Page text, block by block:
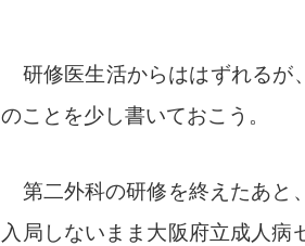
研修医生活からははずれるが
のことを少し書いておこう。
第二外科の研修を終えたあと
入局しないまま大阪府立成人